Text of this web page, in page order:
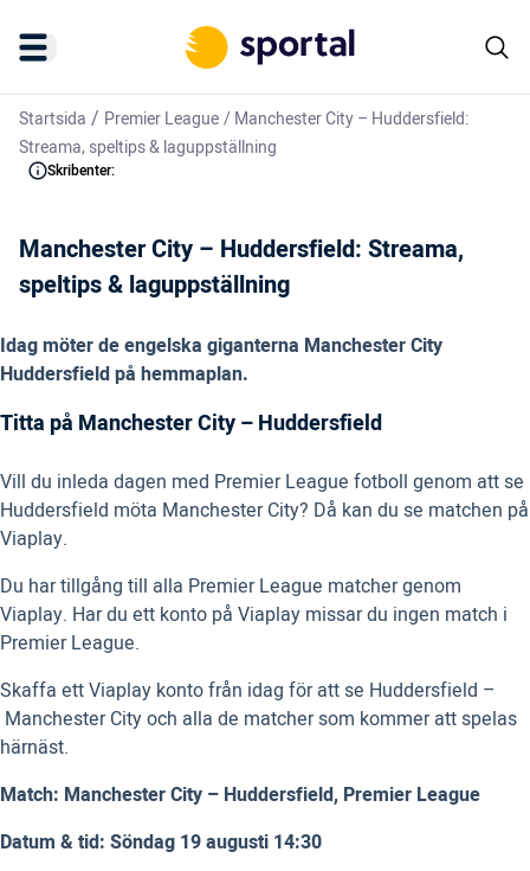
Startsida / Premier League/Manchester City – Huddersfield:
Streama, speltips & laguppställning
Skribenter:
Manchester City – Huddersfield: Streama,
speltips & laguppställning
Idag möter de engelska giganterna Manchester City
Huddersfield på hemmaplan.
Titta på Manchester City – Huddersfield
Vill du inleda dagen med Premier League fotboll genom att se
Huddersfield möta Manchester City? Då kan du se matchen på
Viaplay.
Du har tillgång till alla Premier League matcher genom
Viaplay. Har du ett konto på Viaplay missar du ingen match i
Premier League.
Skaffa ett Viaplay konto från idag för att se Huddersfield –
Manchester City och alla de matcher som kommer att spelas
härnäst.
Match: Manchester City – Huddersfield, Premier League
Datum & tid: Söndag 19 augusti 14:30